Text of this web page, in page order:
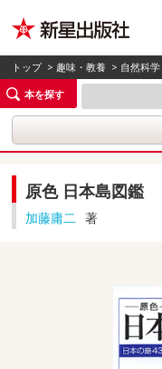
トップ >趣味・教養 > 自然科学
本を探す
原色 日本島図鑑
加藤庸二 著